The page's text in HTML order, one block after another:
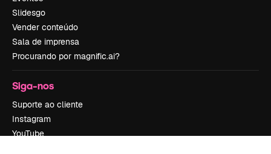
Slidesgo
Vender conteúdo
Sala de imprensa
Procurando por magnific.ai?
Siga-nos
Suporte ao cliente
Instagram
YouTube